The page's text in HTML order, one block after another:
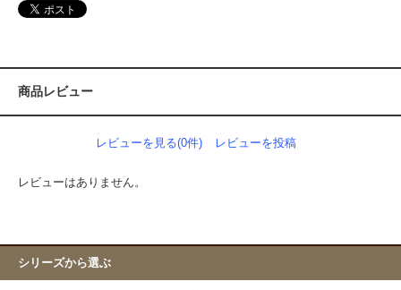
商品レビュー
レビューを見る(0件) レビューを投稿
レビューはありません。
シリーズから選ぶ